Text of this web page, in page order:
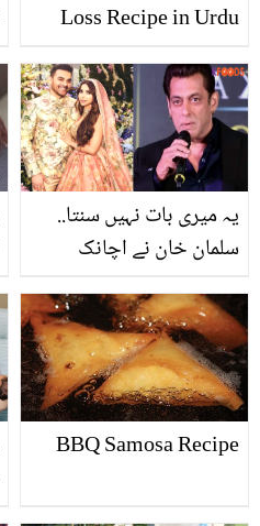
Loss Recipe in Urdu
یہ میری بات نہیں سنتا..
سلمان خان نے اچانک
بھائی ارباز کو کیا کہا؟
BBQ Samosa Recipe